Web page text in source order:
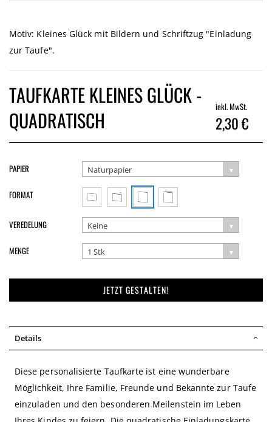
der
Bildgalerie
springen
Motiv: Kleines Glück mit Bildern und Schriftzug "Einladung
zur Taufe".
TAUFKARTE KLEINES GLÜCK -
QUADRATISCH
inkl. MwSt.
2,30 €
MENGE 1 Stk
PAPIER Naturpapier
FORMAT
VEREDELUNG Keine
JETZT GESTALTEN!
Details
Diese personalisierte Taufkarte ist eine wunderbare
Möglichkeit, Ihre Familie, Freunde und Bekannte zur Taufe
einzuladen und den besonderen Meilenstein im Leben